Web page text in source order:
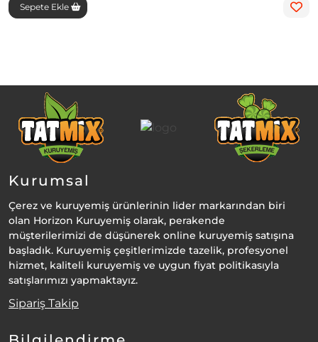
Sepete Ekle
Kurumsal
Çerez ve kuruyemiş ürünlerinin lider markarından biri
olan Horizon Kuruyemiş olarak, perakende
müşterilerimizi de düşünerek online kuruyemiş satışına
başladık. Kuruyemiş çeşitlerimizde tazelik, profesyonel
hizmet, kaliteli kuruyemiş ve uygun fiyat politikasıyla
satışlarımızı yapmaktayız.
Sipariş Takip